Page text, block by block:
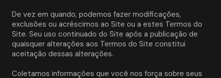
De vez em quando, podemos fazer modificações,
exclusões ou acréscimos ao Site ou a estes Termos do
Site. Seu uso continuado do Site após a publicação de
quaisquer alterações aos Termos do Site constitui
aceitação dessas alterações.
Coletamos informações que você nos força sobre seus